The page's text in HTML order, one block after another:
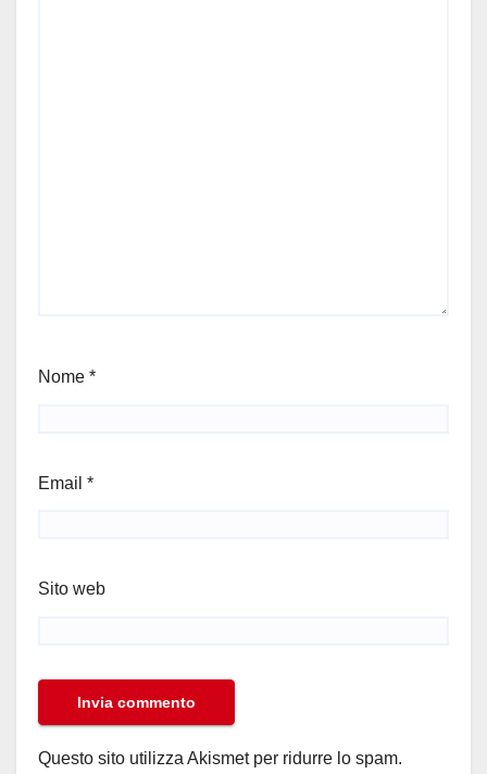
Nome *
Email *
Sito web
Questo sito utilizza Akismet per ridurre lo spam.